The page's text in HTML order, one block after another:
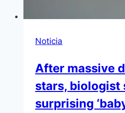
Noticia
After massive
stars, biologist
surprising